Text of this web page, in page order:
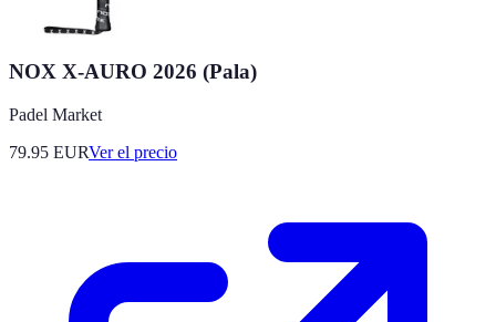
NOX X-AURO 2026 (Pala)
Padel Market
79.95 EURVer el precio